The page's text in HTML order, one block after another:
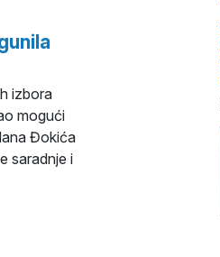
izbora
mogući
Đokića
saradnje i